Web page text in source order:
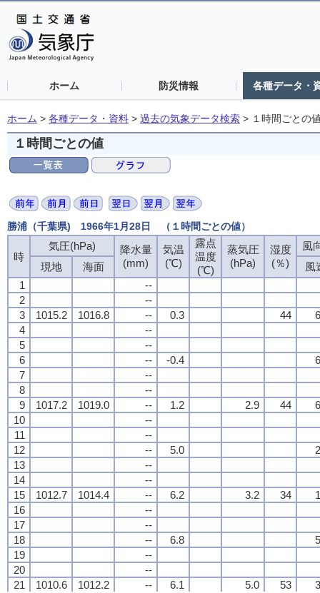
ホーム 防災情報 各種データ・
ホーム > 各種データ・資料 > 過去の気象データ検索 > １時間ごとの
１時間ごとの値
勝浦（千葉県) 1966年1月28日 （１時間ごとの値）
時
気圧(hPa)
降水量
(mm)
気温
(℃)
露点
温度
(℃)
蒸気圧
(hPa)
湿度
(％)
風
現地
海面
風
1
--
2
--
3
1015.2 1016.8 -- 0.3 44
4
--
5
--
6
-- -0.4
7
--
8
--
9
1017.2 1019.0 -- 1.2 2.9 44
10
--
11
--
12
-- 5.0
13
--
14
--
15
1012.7 1014.4 -- 6.2 3.2 34
16
--
17
--
18
-- 6.8
19
--
20
--
21
1010.6 1012.2 -- 6.1 5.0 53
時
気圧(hPa)
降水量
(mm)
気温
(℃)
露点
温度
(℃)
蒸気圧
(hPa)
湿度
(％)
風
現地
海面
風
1
--
2
--
3
1015.2 1016.8 -- 0.3 44
4
--
5
--
6
-- -0.4
7
--
8
--
9
1017.2 1019.0 -- 1.2 2.9 44
10
--
11
--
12
-- 5.0
13
--
14
--
15
1012.7 1014.4 -- 6.2 3.2 34
16
--
17
--
18
-- 6.8
19
--
20
--
21
1010.6 1012.2 -- 6.1 5.0 53
時
気圧(hPa)
降水量
(mm)
気温
(℃)
露点
温度
(℃)
蒸気圧
(hPa)
湿度
(％)
風
現地
海面
風
1
--
2
--
3
1015.2 1016.8 -- 0.3 44
4
--
5
--
6
-- -0.4
7
--
8
--
9
1017.2 1019.0 -- 1.2 2.9 44
10
--
11
--
12
-- 5.0
13
--
14
--
15
1012.7 1014.4 -- 6.2 3.2 34
16
--
17
--
18
-- 6.8
19
--
20
--
21
1010.6 1012.2 -- 6.1 5.0 53
時
気圧(hPa)
降水量
(mm)
気温
(℃)
露点
温度
(℃)
蒸気圧
(hPa)
湿度
(％)
風
現地
海面
風
1
--
2
--
3
1015.2 1016.8 -- 0.3 44
4
--
5
--
6
-- -0.4
7
--
8
--
9
1017.2 1019.0 -- 1.2 2.9 44
10
--
11
--
12
-- 5.0
13
--
14
--
15
1012.7 1014.4 -- 6.2 3.2 34
16
--
17
--
18
-- 6.8
19
--
20
--
21
1010.6 1012.2 -- 6.1 5.0 53